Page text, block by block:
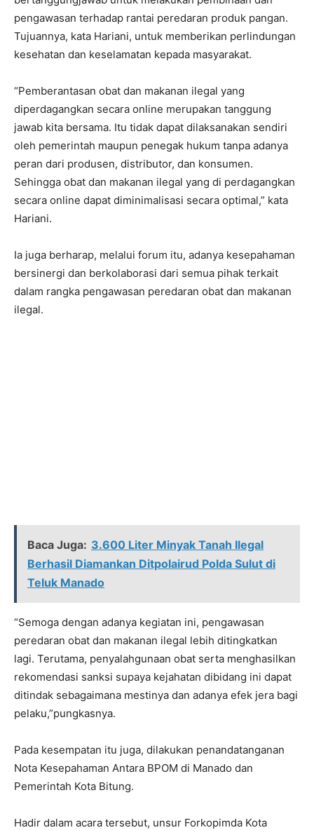
pengawasan terhadap rantai peredaran produk pangan.
Tujuannya, kata Hariani, untuk memberikan perlindungan
kesehatan dan keselamatan kepada masyarakat.
“Pemberantasan obat dan makanan ilegal yang
diperdagangkan secara online merupakan tanggung
jawab kita bersama. Itu tidak dapat dilaksanakan sendiri
oleh pemerintah maupun penegak hukum tanpa adanya
peran dari produsen, distributor, dan konsumen.
Sehingga obat dan makanan ilegal yang di perdagangkan
secara online dapat diminimalisasi secara optimal,” kata
Hariani.
Ia juga berharap, melalui forum itu, adanya kesepahaman
bersinergi dan berkolaborasi dari semua pihak terkait
dalam rangka pengawasan peredaran obat dan makanan
ilegal.
Baca Juga: 3.600 Liter Minyak Tanah Ilegal
Berhasil Diamankan Ditpolairud Polda Sulut di
Teluk Manado
“Semoga dengan adanya kegiatan ini, pengawasan
peredaran obat dan makanan ilegal lebih ditingkatkan
lagi. Terutama, penyalahgunaan obat serta menghasilkan
rekomendasi sanksi supaya kejahatan dibidang ini dapat
ditindak sebagaimana mestinya dan adanya efek jera bagi
pelaku,”pungkasnya.
Pada kesempatan itu juga, dilakukan penandatanganan
Nota Kesepahaman Antara BPOM di Manado dan
Pemerintah Kota Bitung.
Hadir dalam acara tersebut, unsur Forkopimda Kota